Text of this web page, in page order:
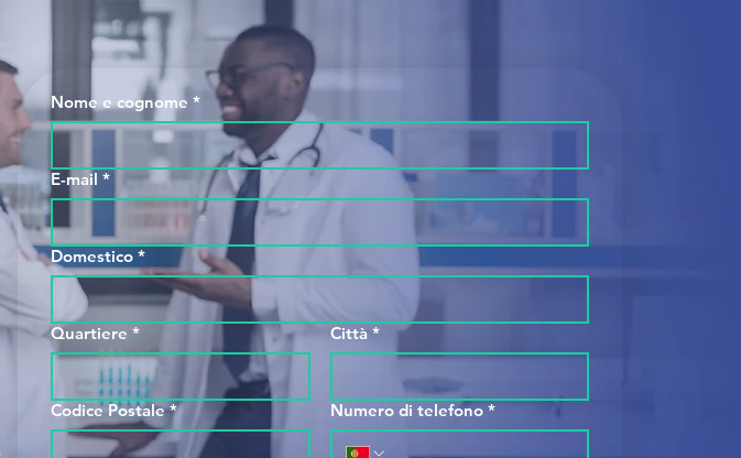
Nome e cognome *
E-mail *
Domestico *
Quartiere * Città *
Codice Postale * Numero di telefono *